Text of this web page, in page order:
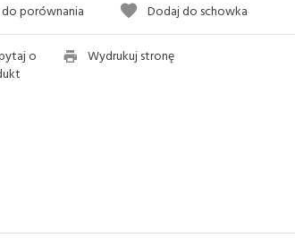
porównania Dodaj do schowka
o
Wydrukuj stronę